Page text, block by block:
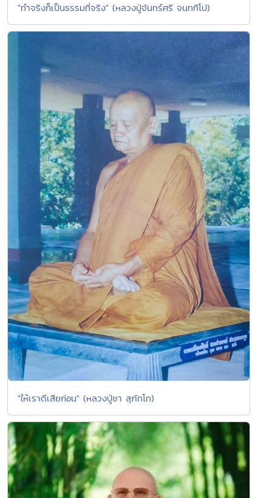
"ทำจริงก็เป็นธรรมที่จริง" (หลวงปู่จันทร์ศรี จนฺททีโป)
"ให้เราดีเสียก่อน" (หลวงปู่ชา สุภัทโท)